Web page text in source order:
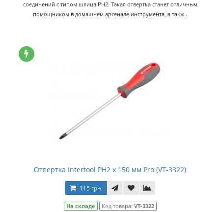
соединений с типом шлица PH2. Такая отвертка станет отличным
помощником в домашнем арсенале инструмента, а такж..
Отвертка Intertool PH2 x 150 мм Pro (VT-3322)
115 грн.
На складе Код товара: VT-3322